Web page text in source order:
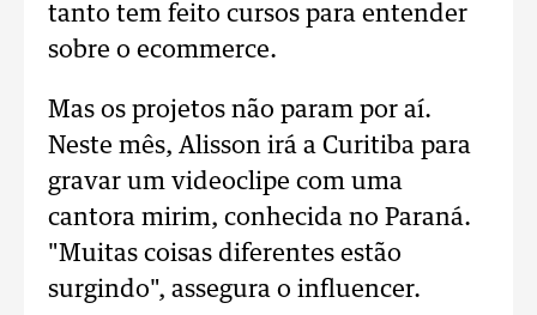
tanto tem feito cursos para entender
sobre o ecommerce.
Mas os projetos não param por aí.
Neste mês, Alisson irá a Curitiba para
gravar um videoclipe com uma
cantora mirim, conhecida no Paraná.
"Muitas coisas diferentes estão
surgindo", assegura o influencer.